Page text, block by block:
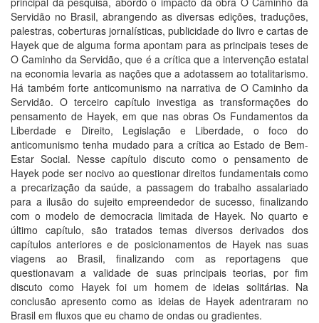
Servidão no Brasil, abrangendo as diversas edições, traduções,
palestras, coberturas jornalísticas, publicidade do livro e cartas de
Hayek que de alguma forma apontam para as principais teses de
O Caminho da Servidão, que é a crítica que a intervenção estatal
na economia levaria as nações que a adotassem ao totalitarismo.
Há também forte anticomunismo na narrativa de O Caminho da
Servidão. O terceiro capítulo investiga as transformações do
pensamento de Hayek, em que nas obras Os Fundamentos da
Liberdade e Direito, Legislação e Liberdade, o foco do
anticomunismo tenha mudado para a crítica ao Estado de Bem-
Estar Social. Nesse capítulo discuto como o pensamento de
Hayek pode ser nocivo ao questionar direitos fundamentais como
a precarização da saúde, a passagem do trabalho assalariado
para a ilusão do sujeito empreendedor de sucesso, finalizando
com o modelo de democracia limitada de Hayek. No quarto e
último capítulo, são tratados temas diversos derivados dos
capítulos anteriores e de posicionamentos de Hayek nas suas
viagens ao Brasil, finalizando com as reportagens que
questionavam a validade de suas principais teorias, por fim
discuto como Hayek foi um homem de ideias solitárias. Na
conclusão apresento como as ideias de Hayek adentraram no
Brasil em fluxos que eu chamo de ondas ou gradientes.